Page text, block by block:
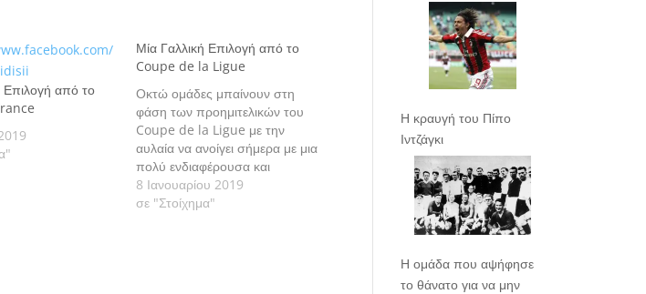
Επιλογή από το
Μία Γαλλική Επιλογή από το
Coupe de la Ligue
Οκτώ ομάδες μπαίνουν στη
φάση των προημιτελικών του
Coupe de la Ligue με την
αυλαία να ανοίγει σήμερα με μια
πολύ ενδιαφέρουσα και
συναρπαστική αναμέτρηση
8 Ιανουαρίου 2019
σε "Στοίχημα"
Η κραυγή του Πίπο
Ιντζάγκι
Η ομάδα που αψήφησε
το θάνατο για να μην